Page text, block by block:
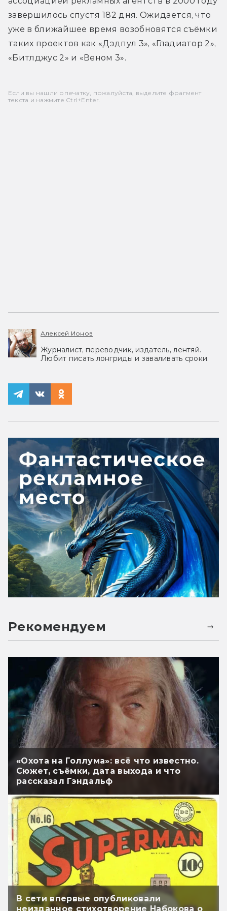
завершилось спустя 182 дня. Ожидается, что
уже в ближайшее время возобновятся съёмки
таких проектов как «Дэдпул 3», «Гладиатор 2»,
«Битлджус 2» и «Веном 3».
Если вы нашли опечатку, пожалуйста, выделите фрагмент
текста и нажмите Ctrl+Enter.
Алексей Ионов
Журналист, переводчик, издатель, лентяй.
Любит писать лонгриды и заваливать сроки.
Рекомендуем
«Охота на Голлума»: всё что известно.
Сюжет, съёмки, дата выхода и что
рассказал Гэндальф
В сети впервые опубликовали
неизданное стихотворение Набокова о